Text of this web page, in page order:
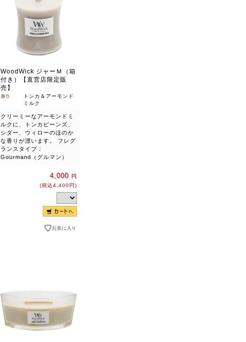
WoodWick ジャーＭ（箱
付き）【直営店限定販
売】
トンカ＆アーモンド
ミルク
クリーミーなアーモンドミ
ルクに、トンカビーンズ、
シダー、ウィローのほのか
な香りが漂います。 フレグ
ランスタイプ：
Gourmand（グルマン）
4,000 円
(税込4,400円)